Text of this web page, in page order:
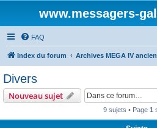
www.messagers-
FAQ
Index du forum Archives MEGA IV
Divers
Nouveau sujet
9 sujets • Page 1